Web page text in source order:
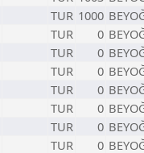
TUR 1000
TUR 0
TUR 0
TUR 0
TUR 0
TUR 0
TUR 0
TUR 0